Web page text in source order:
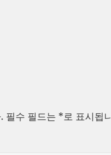
필수 필드는 *로 표시됩